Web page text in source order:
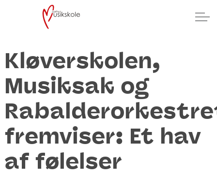
Kløverskolen,
Musiksak og
fremviser: Et hav
af følelser